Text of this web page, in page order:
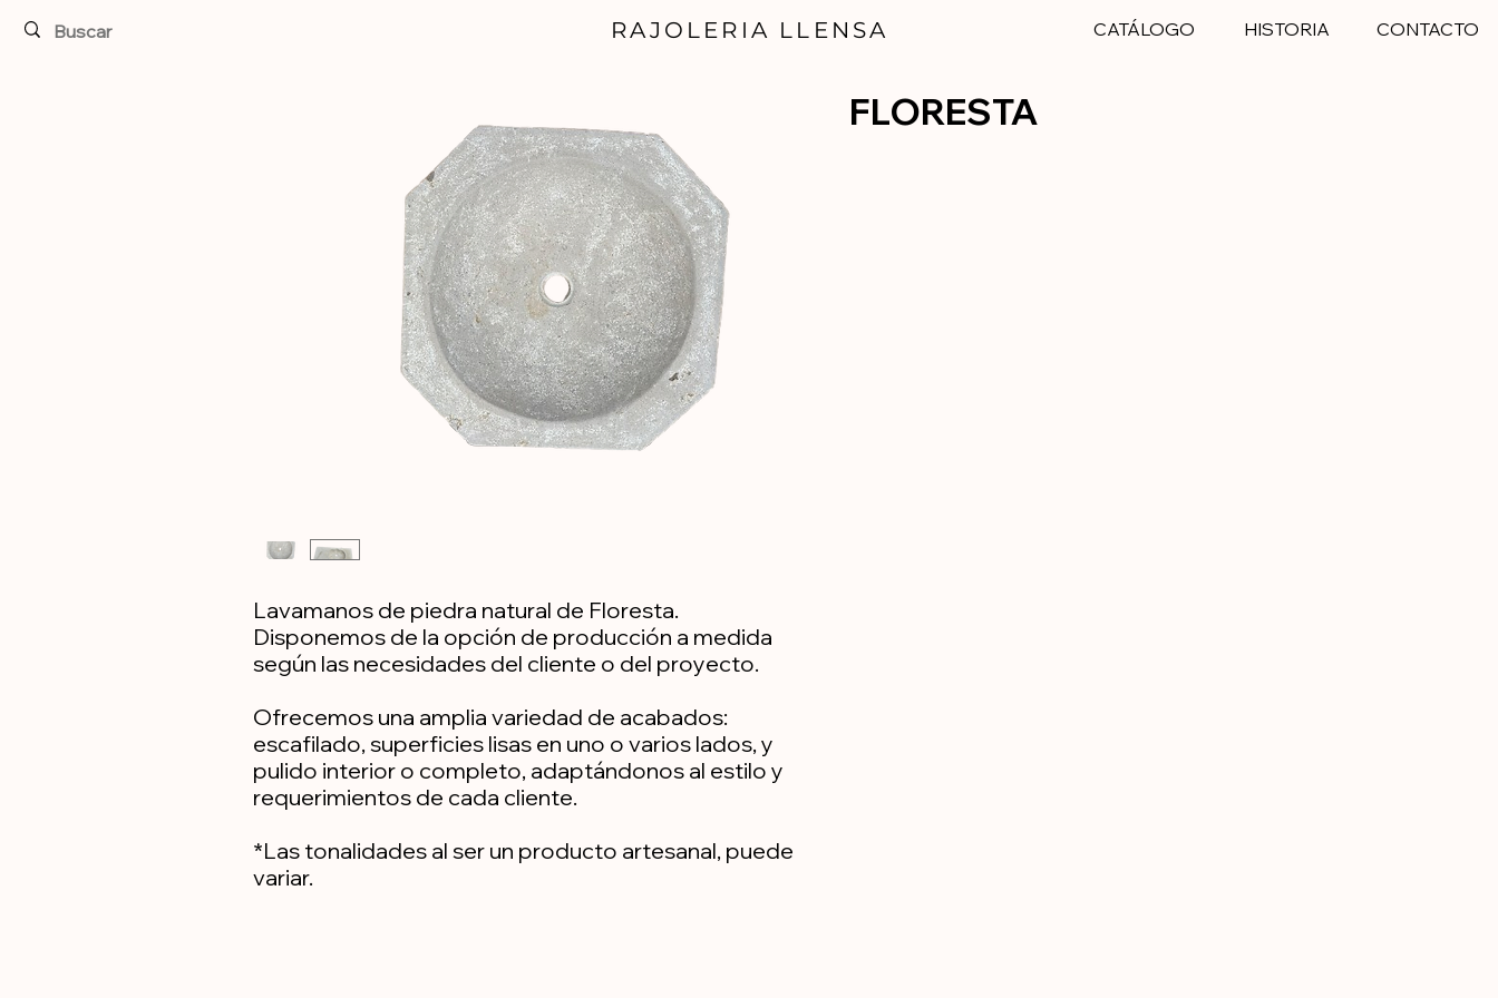
RAJOLERIA LLENSA CATÁLOGO HISTORIA CONTACTO
Lavamanos de piedra natural de Floresta.
Disponemos de la opción de producción a medida
según las necesidades del cliente o del proyecto.
Ofrecemos una amplia variedad de acabados:
escafilado, superficies lisas en uno o varios lados, y
pulido interior o completo, adaptándonos al estilo y
requerimientos de cada cliente.
*Las tonalidades al ser un producto artesanal, puede
variar.
FLORESTA